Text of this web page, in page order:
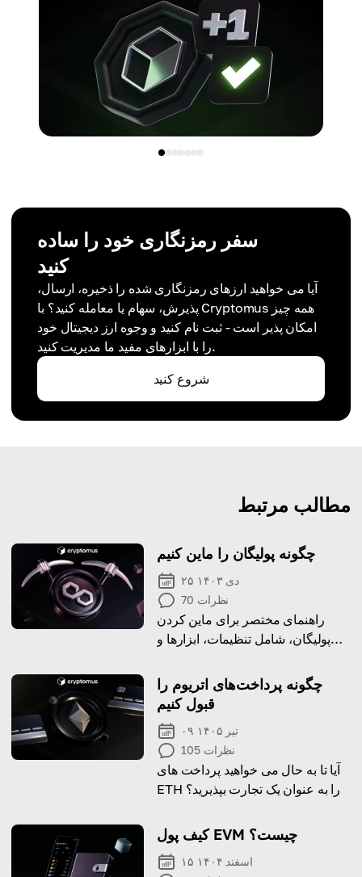
سفر رمزنگاری خود را ساده
کنید
آیا می خواهید ارزهای رمزنگاری شده را ذخیره، ارسال،
پذیرش، سهام یا معامله کنید؟ با Cryptomus همه چیز
امکان پذیر است - ثبت نام کنید و وجوه ارز دیجیتال خود
را با ابزارهای مفید ما مدیریت کنید.
شروع کنید
مطالب مرتبط
چگونه پولیگان را ماین کنیم
۲۵ دی ۱۴۰۳
70 نظرات
راهنمای مختصر برای ماین کردن
پولیگان، شامل تنظیمات، ابزارها و
چگونه پرداخت‌های اتریوم را
قبول کنیم
۰۹ تیر ۱۴۰۵
105 نظرات
آیا تا به حال می خواهید پرداخت های
ETH را به عنوان یک تجارت بپذیرید؟
درست انجام دهیم!
کیف پول EVM چیست؟
۱۵ اسفند ۱۴۰۴